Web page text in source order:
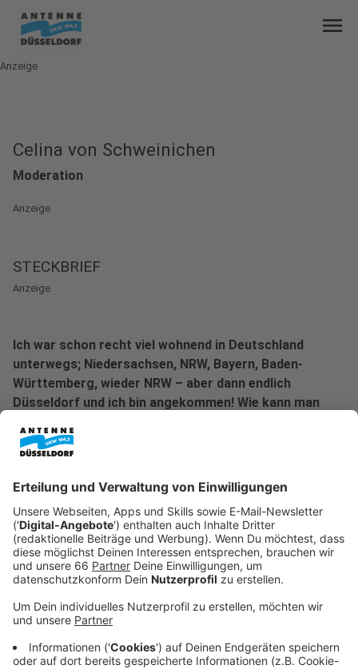
menu
Anzeige
Celina von Schweinichen
Moderation
Anzeige
STECKBRIEF
Anzeige
Ich war schon recht viel wohnend in Deutschland
unterwegs; Niedersachsen, NRW, Bayern, Baden-
Württemberg, wieder NRW – aber dann endlich
Düsseldorf und ich bin angekommen! Wie kann man
hier und will nicht mehr weg – seit über einem
Jahrzehnt bin ich jetzt schon in der schönsten Stadt
am Rhein! Und dann in dieser Stadt über die Stadt und
mit und für die Menschen zu sprechen? Herrlich!
Das mit dem Radio hat mich schon 2005 erwischt, zuerst
im Siegerland, dann am Niederrhein und jetzt dann hier. Und
hier hat mich nicht nur die Radioliebe weiter erwischt,
sondern auch die Altstadt, mein kleines Dorf in Düsseldorf,
der Carlsplatz, meine Kaffee-Bude, meine Wein-Bude, die
Restaurants und all die großartigen Menschen drin und